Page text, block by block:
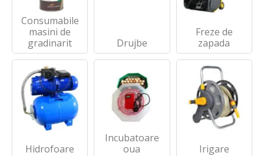
Consumabile
masini de
gradinarit
Drujbe
Freze de
zapada
Hidrofoare
Incubatoare
oua
Irigare